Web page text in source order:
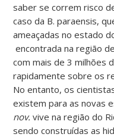
saber se correm risco
caso da B. paraensis,
ameaçadas no estado
encontrada na região
com mais de 3 milhões
rapidamente sobre os
No entanto, os
existem para as novas
nov. vive na região do
sendo construídas as